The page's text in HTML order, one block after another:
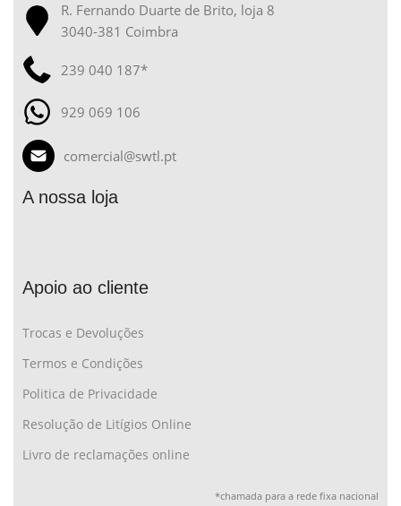
R. Fernando Duarte de Brito, loja 8
3040-381 Coimbra
239 040 187*
929 069 106
comercial@swtl.pt
A nossa loja
Apoio ao cliente
Trocas e Devoluções
Termos e Condições
Politica de Privacidade
Resolução de Litígios Online
Livro de reclamações online
*chamada para a rede fixa nacional